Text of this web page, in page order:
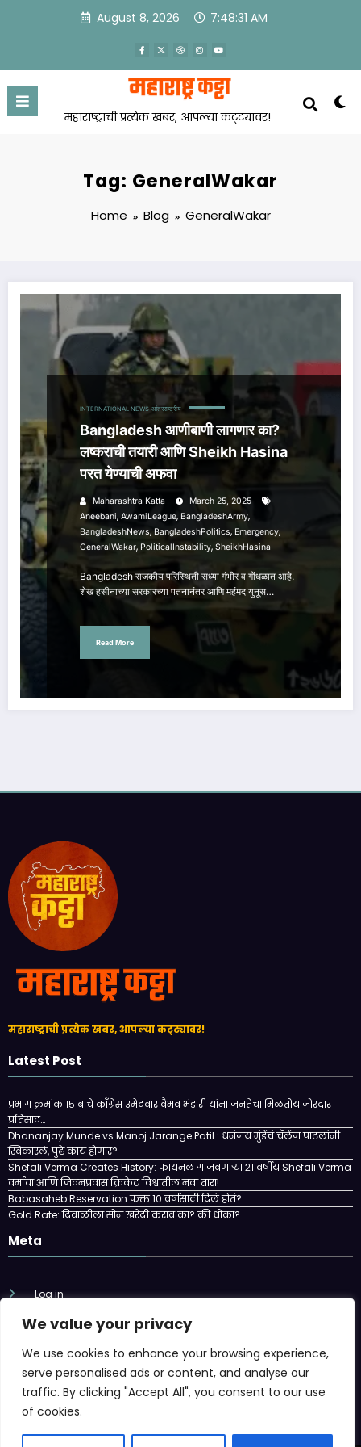
We value your privacy
We use cookies to enhance your browsing experience,
serve personalised ads or content, and analyse our
traffic. By clicking "Accept All", you consent to our use
of cookies.
August 8, 2026 7:48:31 AM
महाराष्ट्राची प्रत्येक खबर, आपल्या कट्ट्यावर!
Tag: GeneralWakar
Home Blog GeneralWakar
INTERNATIONAL NEWS आंतरराष्ट्रीय
Bangladesh आणीबाणी लागणार का?
लष्कराची तयारी आणि Sheikh Hasina
परत येण्याची अफवा
Maharashtra Katta
March 25, 2025
Aneebani, AwamiLeague, BangladeshArmy,
BangladeshNews,BangladeshPolitics, Emergency,
GeneralWakar, PoliticalInstability, SheikhHasina
Bangladesh राजकीय परिस्थिती सध्या गंभीर व गोंधळात आहे.
शेख हसीनाच्या सरकारच्या पतनानंतर आणि महंमद युनूस…
Read More
महाराष्ट्राची प्रत्येक खबर, आपल्या कट्ट्यावर!
Latest Post
प्रभाग क्रमांक १५ ब चे काँग्रेस उमेदवार वैभव भंडारी यांना जनतेचा मिळतोय जोरदार
प्रतिसाद…
Dhananjay Munde vs Manoj Jarange Patil : धनंजय मुंडेंचं चॅलेंज पाटलांनी
स्विकारलं, पुढे काय होणार?
Shefali Verma Creates History: फायनल गाजवणाऱ्या २१ वर्षीय Shefali Verma
वर्माचा आणि जिवनप्रवास क्रिकेट विश्वातील नवा तारा!
Babasaheb Reservation फक्त 10 वर्षासाठी दिलं होतं?
Gold Rate: दिवाळीला सोनं खरेदी करावं का? की धोका?
Meta
Log in
Entries feed
WordPress.org